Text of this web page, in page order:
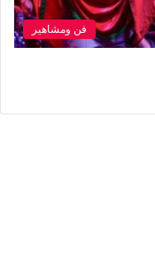
فن ومشاهير